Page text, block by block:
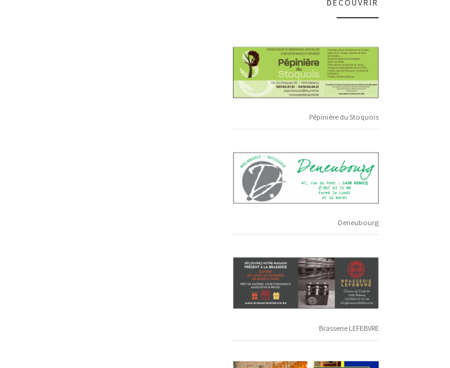
DÉCOUVRIR
Pépinière du Stoquois
Deneubourg
Brasserie LEFEBVRE